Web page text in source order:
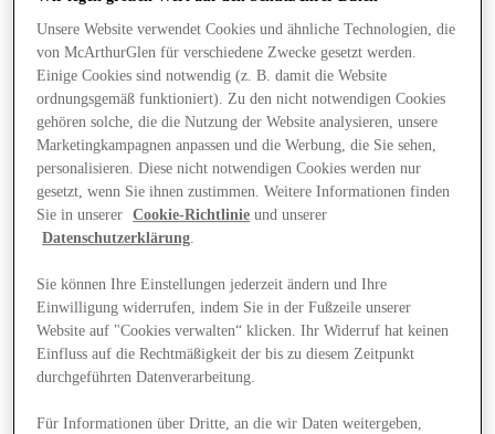
Angebote
Unsere Website verwendet Cookies und ähnliche Technologien, die
von McArthurGlen für verschiedene Zwecke gesetzt werden.
Einige Cookies sind notwendig (z. B. damit die Website
ordnungsgemäß funktioniert). Zu den nicht notwendigen Cookies
gehören solche, die die Nutzung der Website analysieren, unsere
Marketingkampagnen anpassen und die Werbung, die Sie sehen,
personalisieren. Diese nicht notwendigen Cookies werden nur
gesetzt, wenn Sie ihnen zustimmen. Weitere Informationen finden
Sie in unserer
Cookie-Richtlinie und unserer
Datenschutzerklärung.
Sie können Ihre Einstellungen jederzeit ändern und Ihre
Einwilligung widerrufen, indem Sie in der Fußzeile unserer
Website auf "Cookies verwalten“ klicken. Ihr Widerruf hat keinen
Einfluss auf die Rechtmäßigkeit der bis zu diesem Zeitpunkt
durchgeführten Datenverarbeitung.
Für Informationen über Dritte, an die wir Daten weitergeben,